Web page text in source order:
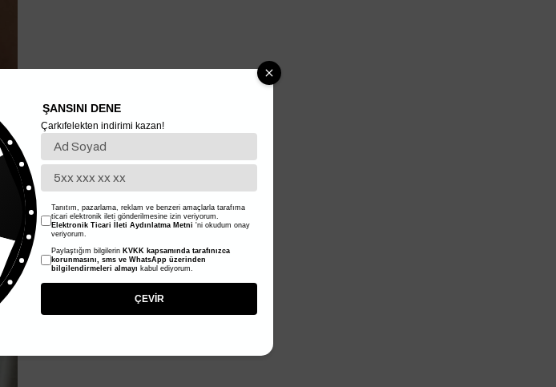
ŞANSINI DENE
Çarkıfelekten indirimi kazan!
Tanıtım, pazarlama, reklam ve benzeri amaçlarla tarafıma
ticari elektronik ileti gönderilmesine izin veriyorum.
Elektronik Ticari İleti Aydınlatma Metni 'ni okudum onay
veriyorum.
Paylaştığım bilgilerin KVKK kapsamında tarafınızca
korunmasını, sms ve WhatsApp üzerinden
bilgilendirmeleri almayı kabul ediyorum.
ÇEVİR